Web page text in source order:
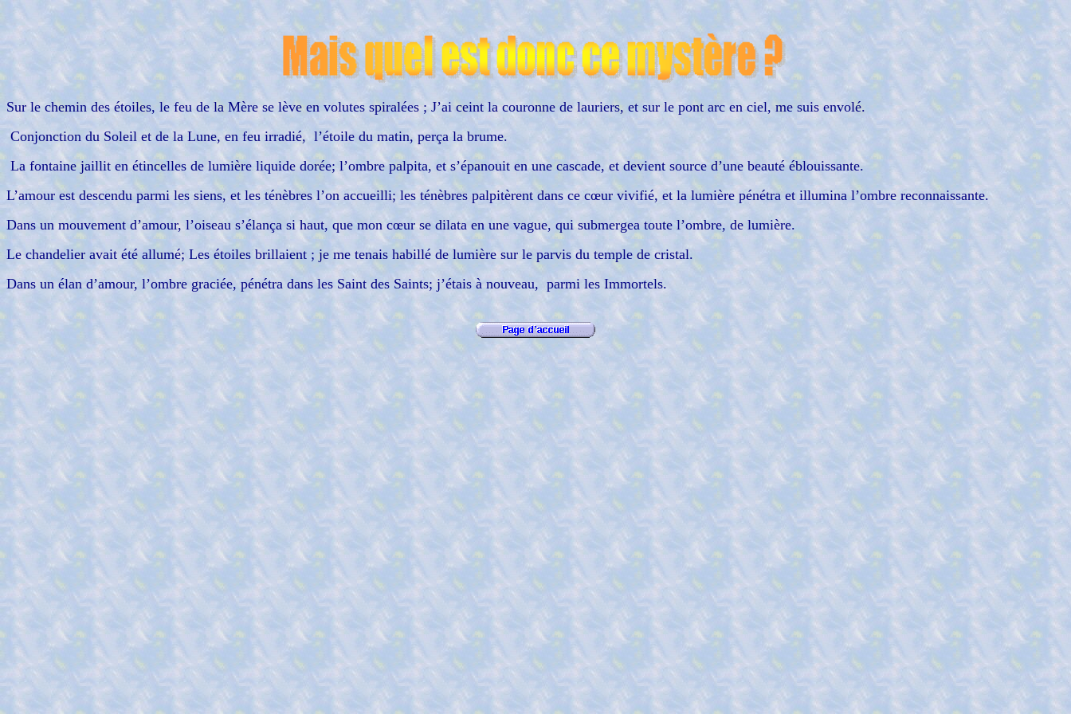
Sur le chemin des étoiles, le feu de la Mère se lève en volutes spiralées ; J’ai ceint la couronne de lauriers, et sur le pont arc en ciel, me suis envolé.
Conjonction du Soleil et de la Lune, en feu irradié, l’étoile du matin, perça la brume.
La fontaine jaillit en étincelles de lumière liquide dorée; l’ombre palpita, et s’épanouit en une cascade, et devient source d’une beauté éblouissante.
L’amour est descendu parmi les siens, et les ténèbres l’on accueilli; les ténèbres palpitèrent dans ce cœur vivifié, et la lumière pénétra et illumina l’ombre reconnaissante.
Dans un mouvement d’amour, l’oiseau s’élança si haut, que mon cœur se dilata en une vague, qui submergea toute l’ombre, de lumière.
Le chandelier avait été allumé; Les étoiles brillaient ; je me tenais habillé de lumière sur le parvis du temple de cristal.
Dans un élan d’amour, l’ombre graciée, pénétra dans les Saint des Saints; j’étais à nouveau, parmi les Immortels.